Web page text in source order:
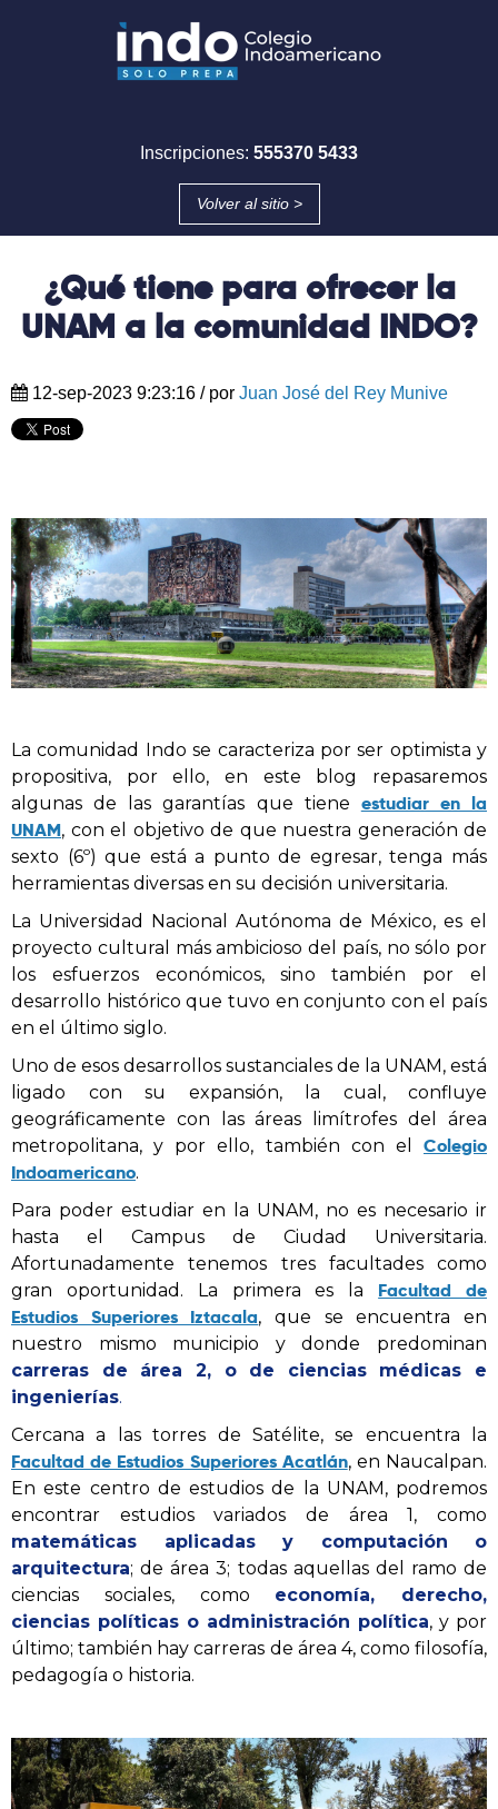
Inscripciones: 555370 5433
Volver al sitio >
¿Qué tiene para ofrecer la
UNAM a la comunidad INDO?
12-sep-2023 9:23:16 / por Juan José del Rey Munive
La comunidad Indo se caracteriza por ser optimista y
propositiva, por ello, en este blog repasaremos
algunas de las garantías que tiene estudiar en la
UNAM, con el objetivo de que nuestra generación de
sexto (6º) que está a punto de egresar, tenga más
herramientas diversas en su decisión universitaria.
La Universidad Nacional Autónoma de México, es el
proyecto cultural más ambicioso del país, no sólo por
los esfuerzos económicos, sino también por el
desarrollo histórico que tuvo en conjunto con el país
en el último siglo.
Uno de esos desarrollos sustanciales de la UNAM, está
ligado con su expansión, la cual, confluye
geográficamente con las áreas limítrofes del área
metropolitana, y por ello, también con el Colegio
Indoamericano.
Para poder estudiar en la UNAM, no es necesario ir
hasta el Campus de Ciudad Universitaria.
Afortunadamente tenemos tres facultades como
gran oportunidad. La primera es la Facultad de
Estudios Superiores Iztacala, que se encuentra en
nuestro mismo municipio y donde predominan
carreras de área 2, o de ciencias médicas e
ingenierías.
Cercana a las torres de Satélite, se encuentra la
Facultad de Estudios Superiores Acatlán, en Naucalpan.
En este centro de estudios de la UNAM, podremos
encontrar estudios variados de área 1, como
matemáticas aplicadas y computación o
arquitectura; de área 3; todas aquellas del ramo de
ciencias sociales, como economía, derecho,
ciencias políticas o administración política, y por
último; también hay carreras de área 4, como filosofía,
pedagogía o historia.